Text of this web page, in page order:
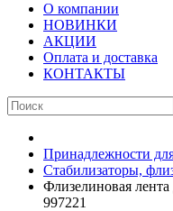
О компании
НОВИНКИ
АКЦИИ
Оплата и доставка
КОНТАКТЫ
Принадлежности
Стабилизаторы,
Флизелиновая
997221